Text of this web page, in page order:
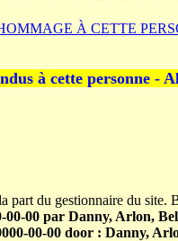
À CETTE
à cette personne -
part du gestionnaire du site.
00-00 par Danny, Arlon,
00-00 door : Danny,